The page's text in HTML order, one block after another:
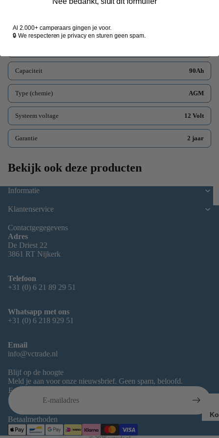
350x167x183mm
Gewicht
Capaciteit 90Ah
Type (chemie) AGM
Systeem voltage 12 Volt
Garantie 2 jaar
Bekijk ook deze producten
Informatie
Klantenservice
Contactgegegevens
Adres
De Driest 22
3861 RT Nijkerk
Telefoon
+31 (0) 6 21 89 29 51
Whatsapp met ons
+31 (0) 6 218 929 51
Email
info@vctrade.nl
Blijf op de hoogte
Meld je aan voor onze nieuwsbrief. Geen spam, beloofd.
E-mail
Betaalmethoden
Terugbetalingsbeleid
Privacybeleid
Algemene voorwaarden
Wettelijke kennisgeving
Contactgegevens
Nee bedankt, sluit dit formulier
Al 2.000+ camperaars gingen je voor.
🔒 We respecteren je privacy en sturen geen spam.